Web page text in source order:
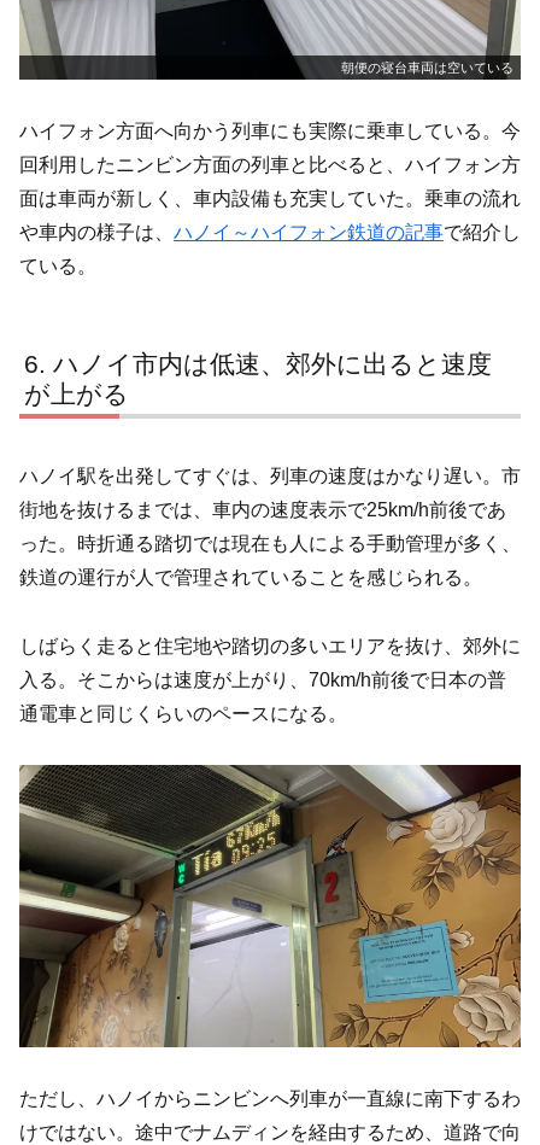
朝便の寝台車両は空いている
ハイフォン方面へ向かう列車にも実際に乗車している。今
回利用したニンビン方面の列車と比べると、ハイフォン方
面は車両が新しく、車内設備も充実していた。乗車の流れ
や車内の様子は、 ハノイ～ハイフォン鉄道の記事で紹介し
ている。
ハノイ市内は低速、郊外に出ると速度
が上がる
ハノイ駅を出発してすぐは、列車の速度はかなり遅い。市
街地を抜けるまでは、車内の速度表示で25km/h前後であ
った。時折通る踏切では現在も人による手動管理が多く、
鉄道の運行が人で管理されていることを感じられる。
しばらく走ると住宅地や踏切の多いエリアを抜け、郊外に
入る。そこからは速度が上がり、70km/h前後で日本の普
通電車と同じくらいのペースになる。
ただし、ハノイからニンビンへ列車が一直線に南下するわ
けではない。途中でナムディンを経由するため、道路で向